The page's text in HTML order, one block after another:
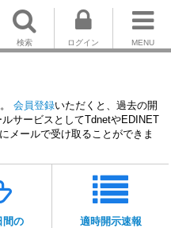
MENU
ログイン
検索
会員登録いただくと、過去の開
サービスとしてTdnetやEDINET
メールで受け取ることができま
間の
適時開示速報